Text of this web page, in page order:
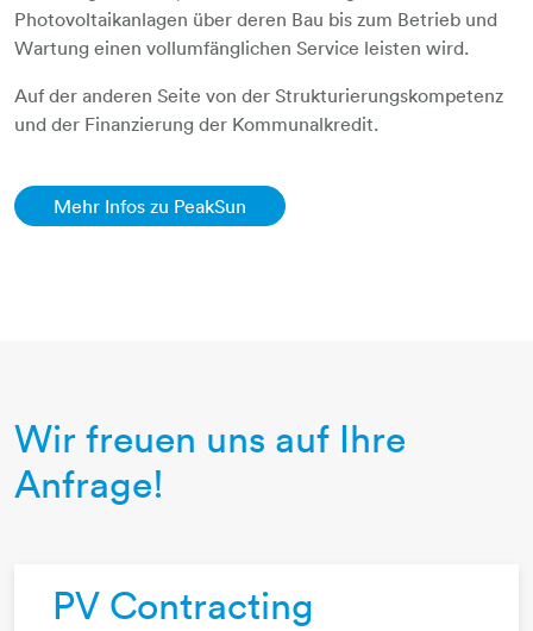
Photovoltaikanlagen über deren Bau bis zum Betrieb und
Wartung einen vollumfänglichen Service leisten wird.
Auf der anderen Seite von der Strukturierungskompetenz
und der Finanzierung der Kommunalkredit.
Mehr Infos zu PeakSun
Wir freuen uns auf Ihre
Anfrage!
PV Contracting